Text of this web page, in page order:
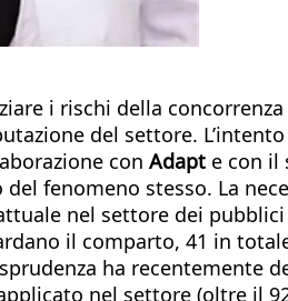
i rischi della
del settore.
con Adapt e con il
fenomeno stesso. La
nel settore dei
il comparto, 41 in
ha recentemente
nel settore (oltre il